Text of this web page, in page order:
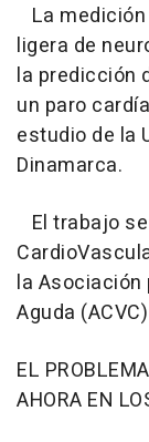
La
ligera de
la predicción
un paro
estudio de la
Dinamarca.
El trabajo
la Asociación
Aguda
EL
AHORA EN